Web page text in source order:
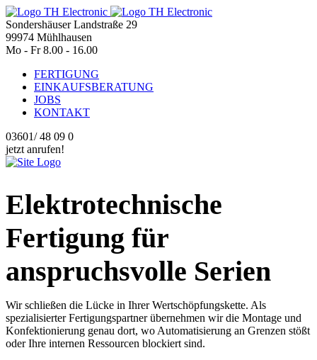
Sondershäuser Landstraße 29
99974 Mühlhausen
Mo - Fr 8.00 - 16.00
FERTIGUNG
EINKAUFSBERATUNG
JOBS
KONTAKT
03601/ 48 09 0
jetzt anrufen!
Elektrotechnische
Fertigung für
anspruchsvolle Serien
Wir schließen die Lücke in Ihrer Wertschöpfungskette. Als
spezialisierter Fertigungspartner übernehmen wir die Montage und
Konfektionierung genau dort, wo Automatisierung an Grenzen stößt
oder Ihre internen Ressourcen blockiert sind.